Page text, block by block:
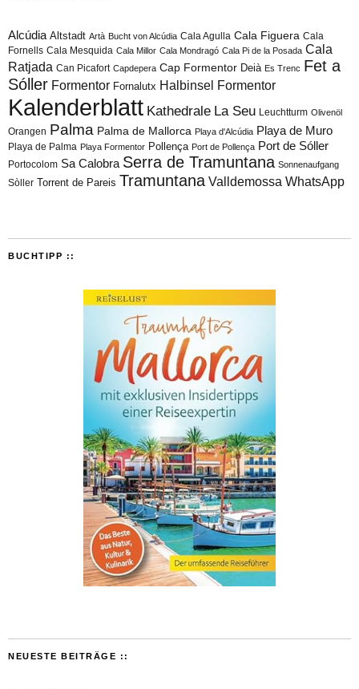
Alcúdia Altstadt Artà Bucht von Alcúdia Cala Agulla Cala Figuera Cala
Fornells Cala Mesquida Cala Millor Cala Mondragó Cala Pi de la Posada Cala
Ratjada Can Picafort Capdepera Cap Formentor Deià Es Trenc Fet a
Sóller Formentor Fornalutx Halbinsel Formentor
Kalenderblatt Kathedrale La Seu Leuchtturm Olivenöl
Orangen Palma Palma de Mallorca Playa d'Alcúdia Playa de Muro
Playa de Palma Playa Formentor Pollença Port de Pollença Port de Sóller
Portocolom Sa Calobra Serra de Tramuntana Sonnenaufgang
Sòller Torrent de Pareis Tramuntana Valldemossa WhatsApp
BUCHTIPP ::
NEUESTE BEITRÄGE ::